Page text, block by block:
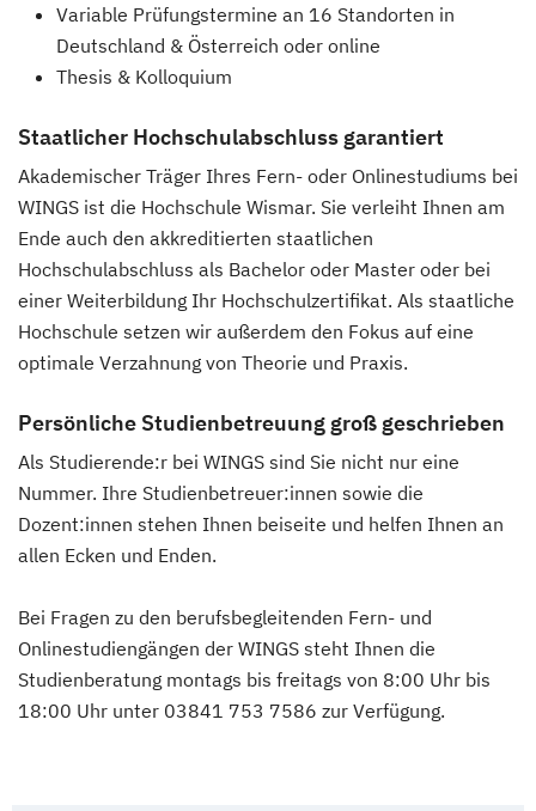
Variable Prüfungstermine an 16 Standorten in
Deutschland & Österreich oder online
Thesis & Kolloquium
Staatlicher Hochschulabschluss garantiert
Akademischer Träger Ihres Fern- oder Onlinestudiums bei
WINGS ist die Hochschule Wismar. Sie verleiht Ihnen am
Ende auch den akkreditierten staatlichen
Hochschulabschluss als Bachelor oder Master oder bei
einer Weiterbildung Ihr Hochschulzertifikat. Als staatliche
Hochschule setzen wir außerdem den Fokus auf eine
optimale Verzahnung von Theorie und Praxis.
Persönliche Studienbetreuung groß geschrieben
Als Studierende:r bei WINGS sind Sie nicht nur eine
Nummer. Ihre Studienbetreuer:innen sowie die
Dozent:innen stehen Ihnen beiseite und helfen Ihnen an
allen Ecken und Enden.
Bei Fragen zu den berufsbegleitenden Fern- und
Onlinestudiengängen der WINGS steht Ihnen die
Studienberatung montags bis freitags von 8:00 Uhr bis
18:00 Uhr unter 03841 753 7586 zur Verfügung.